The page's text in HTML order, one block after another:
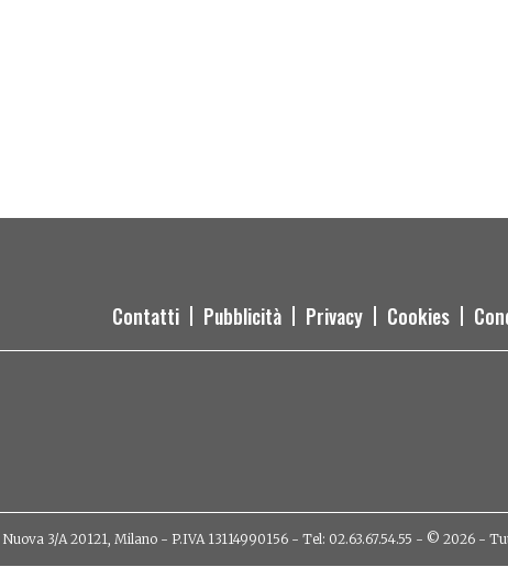
Contatti Pubblicità Privacy Cookies
3/A 20121, Milano - P.IVA 13114990156 - Tel: 02.63.67.54.55 - © 2026 -